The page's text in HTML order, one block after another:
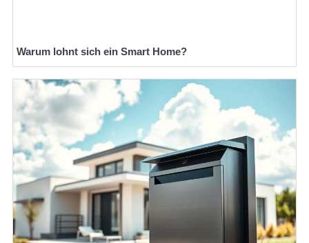
Warum lohnt sich ein Smart Home?